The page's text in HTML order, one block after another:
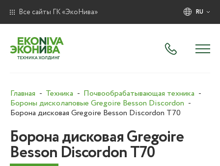
Все сайты ГК «ЭкоНива» RU
Главная Техника
Почвообрабатывающая техника
Бороны дисколаповые Gregoire Besson Discordon
Борона дисковая Gregoire Besson Discordon T70
Борона дисковая Gregoire
Besson Discordon T70